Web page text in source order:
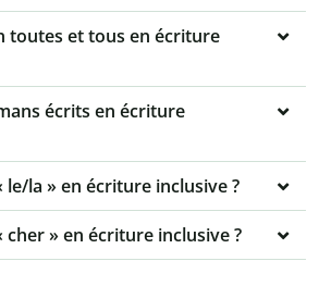
toutes et tous en écriture
écrits en écriture
le/la » en écriture inclusive ?
cher » en écriture inclusive ?